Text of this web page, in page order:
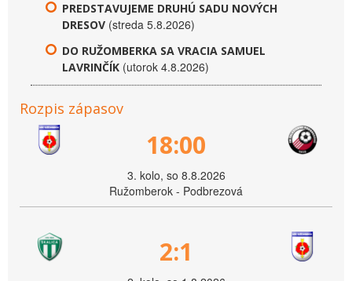
PREDSTAVUJEME DRUHÚ SADU NOVÝCH
DRESOV (streda 5.8.2026)
DO RUŽOMBERKA SA VRACIA SAMUEL
LAVRINČÍK (utorok 4.8.2026)
Rozpis zápasov
18:00
3. kolo, so 8.8.2026
Ružomberok - Podbrezová
2:1